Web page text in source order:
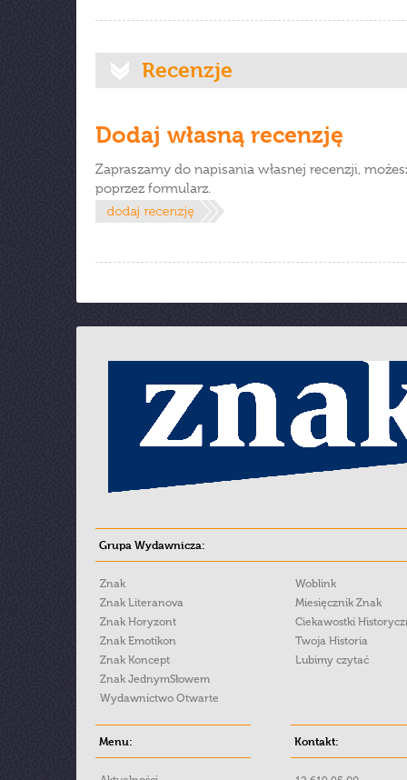
Recenzje
Dodaj własną recenzję
Zapraszamy do napisania własnej recenzji,
poprzez formularz.
Grupa Wydawnicza:
Znak
Znak Literanova
Znak Horyzont
Znak Emotikon
Znak Koncept
Znak JednymSłowem
Wydawnictwo Otwarte
Woblink
Miesięcznik Znak
Ciekawostki
Twoja Historia
Lubimy czytać
Menu: Kontakt: